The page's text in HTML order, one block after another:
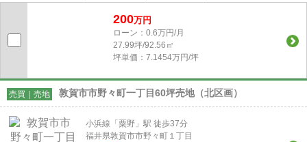
200万円
ローン：0.6万円/月
27.99坪/92.56㎡
坪単価：7.1454万円/坪
売買｜売地 敦賀市市野々町一丁目60坪売地（北区画）
小浜線「粟野」駅 徒歩37分
福井県敦賀市市野々町１丁目